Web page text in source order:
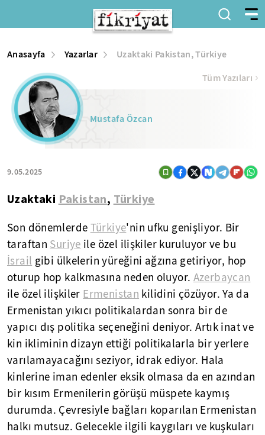
Anasayfa Yazarlar Uzaktaki Pakistan, Türkiye
Mustafa Özcan
9.05.2025
Tüm Yazıları
Uzaktaki Pakistan, Türkiye
Son dönemlerde Türkiye'nin ufku genişliyor. Bir
taraftan Suriye ile özel ilişkiler kuruluyor ve bu
İsrail gibi ülkelerin yüreğini ağzına getiriyor, hop
oturup hop kalkmasına neden oluyor. Azerbaycan
ile özel ilişkiler Ermenistan kilidini çözüyor. Ya da
Ermenistan yıkıcı politikalardan sonra bir de
yapıcı dış politika seçeneğini deniyor. Artık inat ve
kin ikliminin dizayn ettiği politikalarla bir yerlere
varılamayacağını seziyor, idrak ediyor. Hala
kinlerine iman edenler eksik olmasa da en azından
bir kısım Ermenilerin görüşü müspete kaymış
durumda. Çevresiyle bağları koparılan Ermenistan
halkı mutsuz. Gelecekle ilgili kaygıları ve kuşkuları